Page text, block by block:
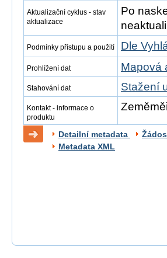
Aktualizační cyklus - stav
aktualizace
Po
Podmínky přístupu a použití Dle
Prohlížení dat Mapová
Stahování dat Stažení
Kontakt - informace o
produktu
Detailní metadata
Metadata XML